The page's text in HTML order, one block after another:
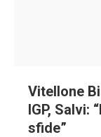
Vitellone
IGP, Salvi:
sfide”